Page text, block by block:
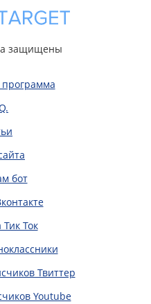
защищены
программа
бот
Тик Ток
Твиттер
Youtube